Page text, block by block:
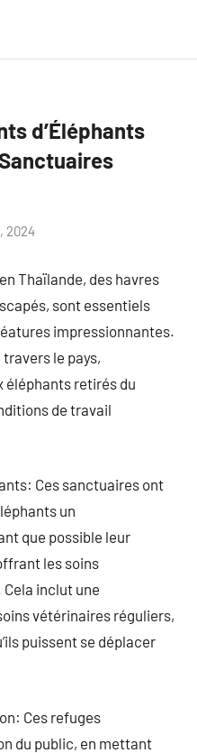
d’Éléphants
2024
Thaïlande, des havres
sont essentiels
impressionnantes.
le pays,
éléphants retirés du
de travail
Ces sanctuaires ont
un
que possible leur
les soins
inclut une
vétérinaires réguliers,
puissent se déplacer
Ces refuges
du public, en mettant